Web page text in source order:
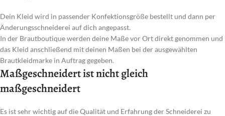
Dein Kleid wird in passender Konfektionsgröße bestellt und dann per
Änderungsschneiderei auf dich angepasst.
In der Brautboutique werden deine Maße vor Ort direkt genommen und
das Kleid anschließend mit deinen Maßen bei der ausgewählten
Brautkleidmarke in Auftrag gegeben.
Maßgeschneidert ist nicht gleich
maßgeschneidert
Es ist sehr wichtig auf die Qualität und Erfahrung der Schneiderei zu